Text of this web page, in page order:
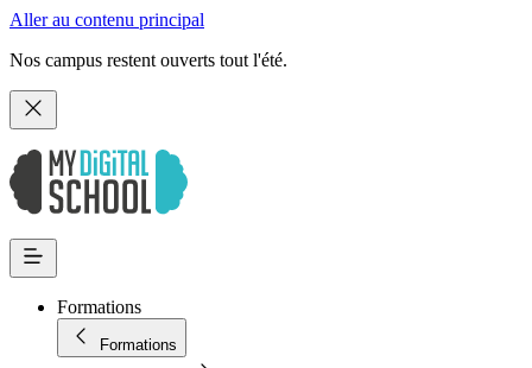
Aller au contenu principal
Nos campus restent ouverts tout l'été.
Formations
Formations